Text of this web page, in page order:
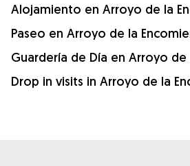
Alojamiento en Arroyo de la
Paseo en Arroyo de la
Guardería de Día en Arroyo de
Drop in visits in Arroyo de la